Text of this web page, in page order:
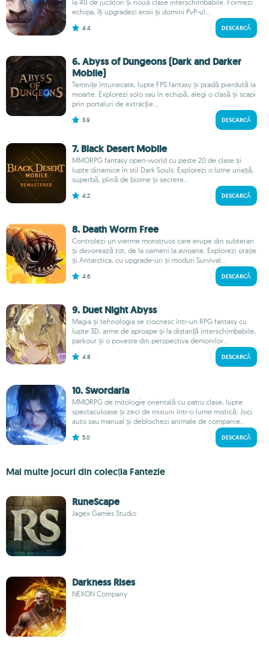
la 40 de jucători și nouă clase interschimbabile. Formezi
echipa, îți upgradezi eroii și domini PvP-ul...
4.4 DESCARCĂ
6. Abyss of Dungeons (Dark and Darker
Mobile)
Temnițe întunecate, lupte FPS fantasy și pradă pierdută la
moarte. Explorezi solo sau în echipă, alegi o clasă și scapi
prin portaluri de extracție...
3.9 DESCARCĂ
7. Black Desert Mobile
MMORPG fantasy open-world cu peste 20 de clase și
lupte dinamice în stil Dark Souls. Explorezi o lume uriașă,
superbă, plină de biome și secrete...
4.2 DESCARCĂ
8. Death Worm Free
Controlezi un vierme monstruos care erupe din subteran
și devorează tot, de la oameni la avioane. Explorezi orașe
și Antarctica, cu upgrade-uri și moduri Survival...
4.6 DESCARCĂ
9. Duet Night Abyss
Magia și tehnologia se ciocnesc într-un RPG fantasy cu
lupte 3D, arme de aproape și la distanță interschimbabile,
parkour și o poveste din perspectiva demonilor...
4.8 DESCARCĂ
10. Swordaria
MMORPG de mitologie orientală cu patru clase, lupte
spectaculoase și zeci de misiuni într-o lume mistică. Joci
auto sau manual și deblochezi animale de companie...
5.0 DESCARCĂ
Mai multe jocuri din colecția Fantezie
RuneScape
Jagex Games Studio
Darkness Rises
NEXON Company